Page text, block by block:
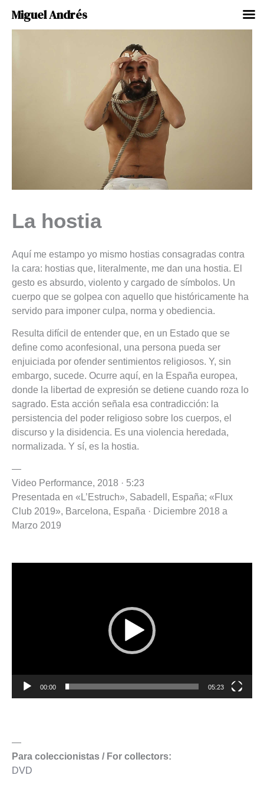
La hostia
Aquí me estampo yo mismo hostias consagradas contra
la cara: hostias que, literalmente, me dan una hostia. El
gesto es absurdo, violento y cargado de símbolos. Un
cuerpo que se golpea con aquello que históricamente ha
servido para imponer culpa, norma y obediencia.
Resulta difícil de entender que, en un Estado que se
define como aconfesional, una persona pueda ser
enjuiciada por ofender sentimientos religiosos. Y, sin
embargo, sucede. Ocurre aquí, en la España europea,
donde la libertad de expresión se detiene cuando roza lo
sagrado. Esta acción señala esa contradicción: la
persistencia del poder religioso sobre los cuerpos, el
discurso y la disidencia. Es una violencia heredada,
normalizada. Y sí, es la hostia.
—
Video Performance, 2018 · 5:23
Presentada en «L’Estruch», Sabadell, España; «Flux
Club 2019», Barcelona, España · Diciembre 2018 a
Marzo 2019
00:00 05:23
—
Para coleccionistas / For collectors:
DVD
Miguel Andrés